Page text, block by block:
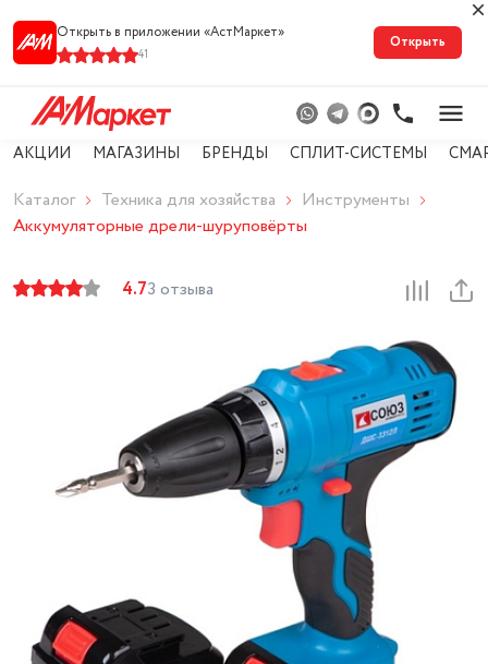
Открыть в приложении «АстМарке‪т‬»
41
Открыть
АКЦИИ МАГАЗИНЫ БРЕНДЫ СПЛИТ-СИСТЕМЫ
Каталог Техника для хозяйства
Инструменты
Аккумуляторные дрели-шуруповёрты
4.73 отзыва